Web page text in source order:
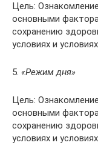
Цель: Ознакомление
основными
сохранению
условиях и
5. «Режим дня»
Цель: Ознакомление
основными
сохранению
условиях и